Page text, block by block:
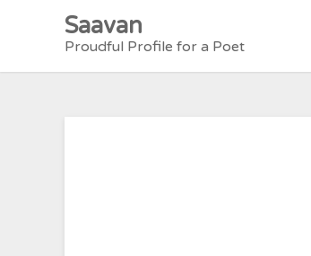
Saavan
Proudful Profile for a Poet